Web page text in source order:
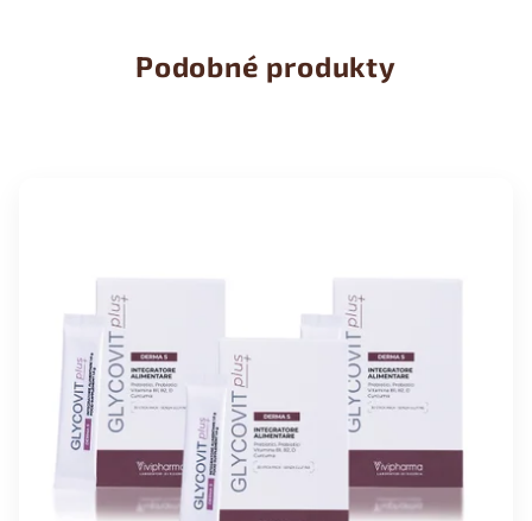
Podobné produkty